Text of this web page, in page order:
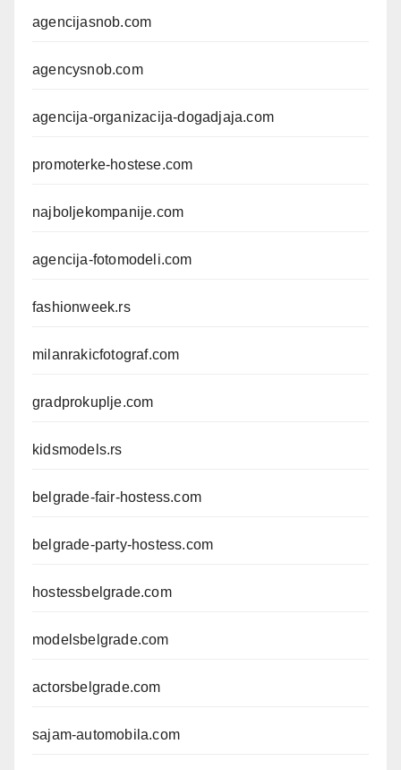
agencijasnob.com
agencysnob.com
agencija-organizacija-dogadjaja.com
promoterke-hostese.com
najboljekompanije.com
agencija-fotomodeli.com
fashionweek.rs
milanrakicfotograf.com
gradprokuplje.com
kidsmodels.rs
belgrade-fair-hostess.com
belgrade-party-hostess.com
hostessbelgrade.com
modelsbelgrade.com
actorsbelgrade.com
sajam-automobila.com